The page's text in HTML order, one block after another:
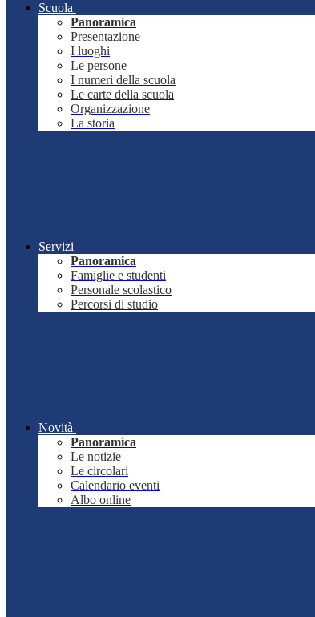
Scuola
Panoramica
Presentazione
I luoghi
Le persone
I numeri della scuola
Le carte della scuola
Organizzazione
La storia
Servizi
Panoramica
Famiglie e studenti
Personale scolastico
Percorsi di studio
Novità
Panoramica
Le notizie
Le circolari
Calendario eventi
Albo online